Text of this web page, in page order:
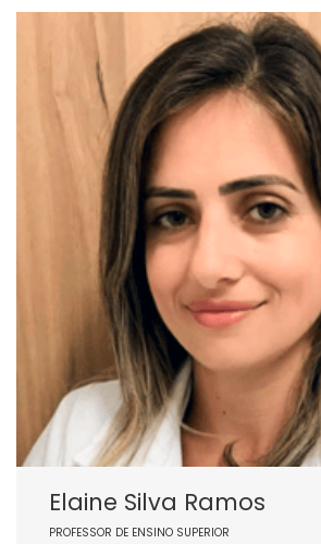
Elaine Silva Ramos
PROFESSOR DE ENSINO SUPERIOR